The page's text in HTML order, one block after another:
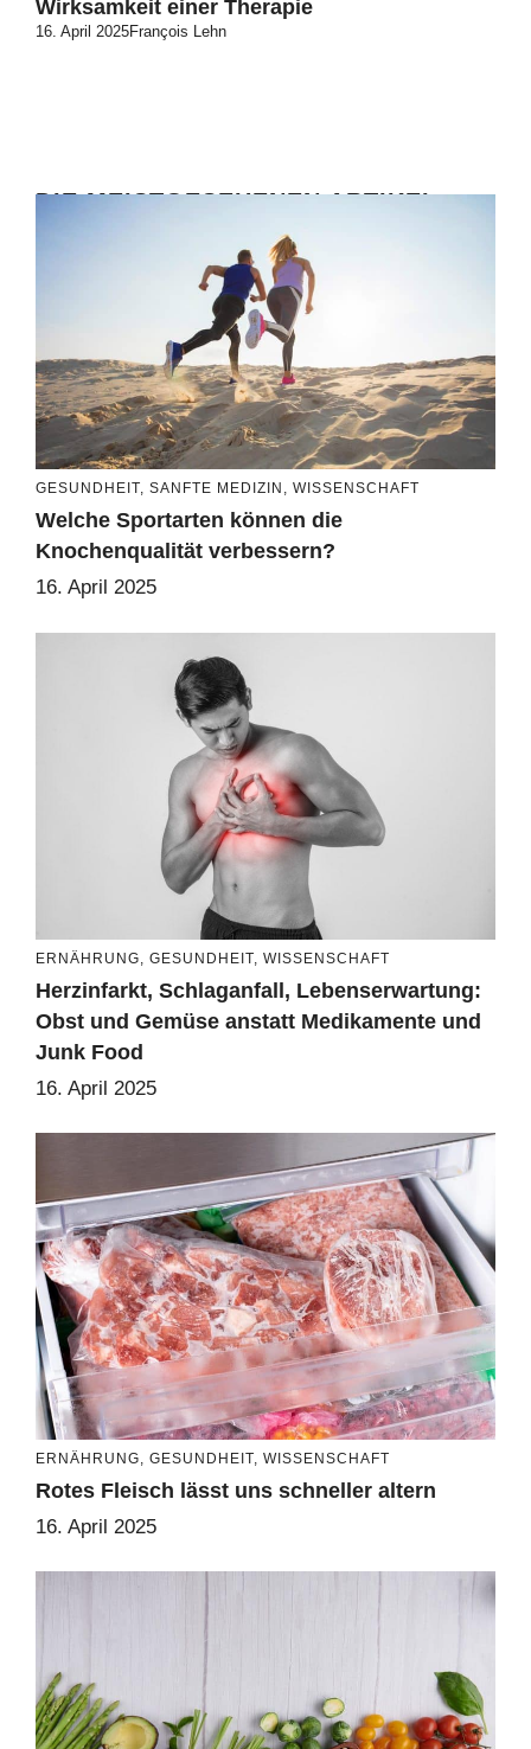
Wirksamkeit einer Therapie
16. April 2025François Lehn
DIE MEISTGESEHENEN ARTIKEL
GESUNDHEIT, SANFTE MEDIZIN , WISSENSCHAFT
Welche Sportarten können die
Knochenqualität verbessern?
16. April 2025
ERNÄHRUNG GESUNDHEIT WISSENSCHAFT
Herzinfarkt, Schlaganfall, Lebenserwartung:
Obst und Gemüse anstatt Medikamente und
Junk Food
16. April 2025
ERNÄHRUNG GESUNDHEIT WISSENSCHAFT
Rotes Fleisch lässt uns schneller altern
16. April 2025